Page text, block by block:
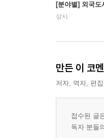
[분야별] 외국도
상시
만든 이 코
저자, 역자, 편
접수된 글
독자 분들